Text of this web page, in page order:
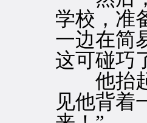
学校，准
一边在简
这可碰巧
他抬起
见他背着